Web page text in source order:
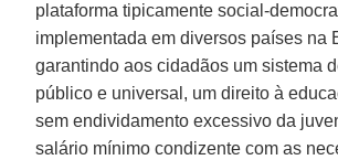
plataforma tipicamente social-
implementada em diversos países na
garantindo aos cidadãos um sistema
público e universal, um direito à
sem endividamento excessivo da
salário mínimo condizente com as